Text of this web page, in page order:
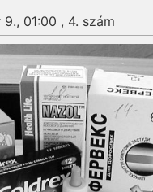
01:00 , 4. szám